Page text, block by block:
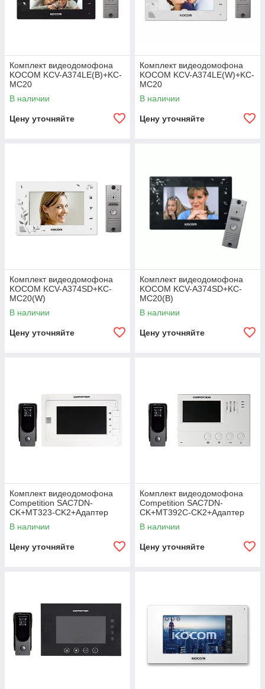
Комплект видеодомофона
KOCOM KCV-A374LE(B)+KC-
MC20
В наличии
Цену уточняйте
Комплект видеодомофона
KOCOM KCV-A374LE(W)+KC-
MC20
В наличии
Цену уточняйте
Комплект видеодомофона
KOCOM KCV-A374SD+KC-
MC20(W)
В наличии
Цену уточняйте
Комплект видеодомофона
KOCOM KCV-A374SD+KC-
MC20(B)
В наличии
Цену уточняйте
Комплект видеодомофона
Competition SAC7DN-
CK+MT323-CK2+Адаптер
В наличии
Цену уточняйте
Комплект видеодомофона
Competition SAC7DN-
CK+MT392C-CK2+Адаптер
В наличии
Цену уточняйте